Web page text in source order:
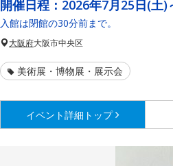
開催日程： 2026年7月25日(土)
入館は閉館の30分前まで。
大阪府大阪市中央区
美術展・博物展・展示会
イベント詳細 トップ